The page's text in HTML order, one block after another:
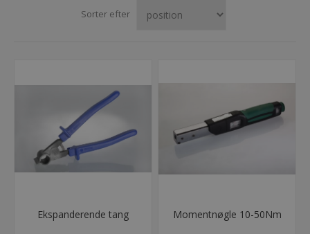
Sorter efter
Ekspanderende tang Momentnøgle 10-50Nm